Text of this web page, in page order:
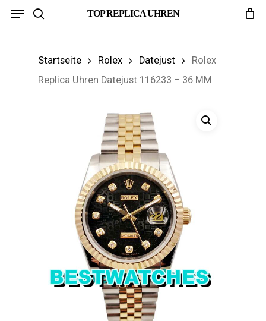
Skip
TOP REPLICA UHREN
Menu
Startseite Rolex Datejust
Rolex
Replica Uhren Datejust 116233 – 36 MM